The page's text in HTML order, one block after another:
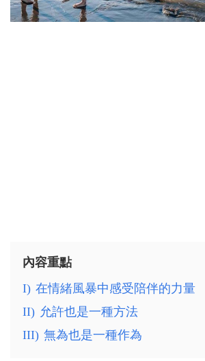
內容重點
I) 在情緒風暴中感受陪伴的力量
II) 允許也是一種方法
III) 無為也是一種作為